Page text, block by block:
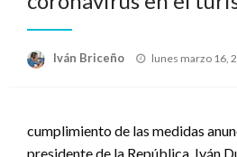
Iván Briceño
Publicado
lunes marzo 16,
cumplimiento de las medidas
presidente de la República, Iván